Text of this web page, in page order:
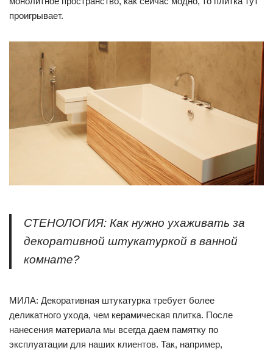
проигрывает.
СТЕНОЛОГИЯ: Как нужно ухаживать за
декоративной штукатуркой в ванной
комнате?
МИЛА: Декоративная штукатурка требует более
деликатного ухода, чем керамическая плитка. После
нанесения материала мы всегда даем памятку по
эксплуатации для наших клиентов. Так, например,